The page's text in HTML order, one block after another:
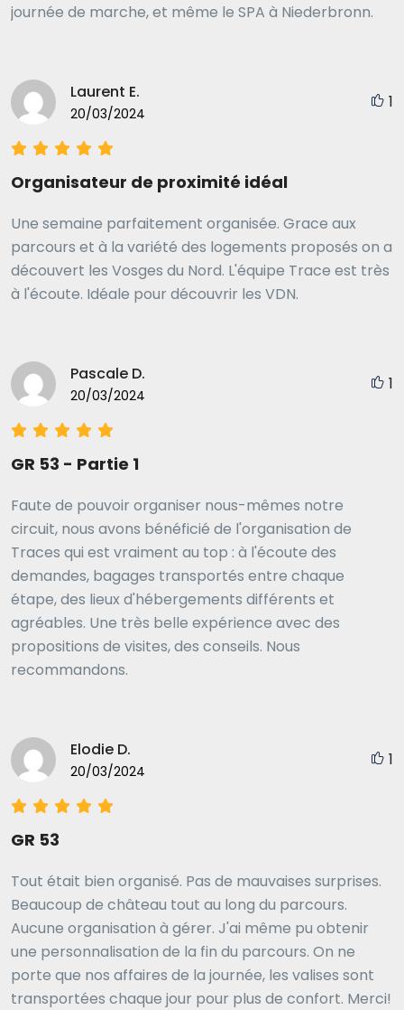
journée de marche, et même le SPA à Niederbronn.
Laurent E.
20/03/2024
1
Organisateur de proximité idéal
Une semaine parfaitement organisée. Grace aux
parcours et à la variété des logements proposés on a
découvert les Vosges du Nord. L'équipe Trace est très
à l'écoute. Idéale pour découvrir les VDN.
Pascale D.
20/03/2024
1
GR 53 - Partie 1
Faute de pouvoir organiser nous-mêmes notre
circuit, nous avons bénéficié de l'organisation de
Traces qui est vraiment au top : à l'écoute des
demandes, bagages transportés entre chaque
étape, des lieux d'hébergements différents et
agréables. Une très belle expérience avec des
propositions de visites, des conseils. Nous
recommandons.
Elodie D.
20/03/2024
1
GR 53
Tout était bien organisé. Pas de mauvaises surprises.
Beaucoup de château tout au long du parcours.
Aucune organisation à gérer. J'ai même pu obtenir
une personnalisation de la fin du parcours. On ne
porte que nos affaires de la journée, les valises sont
transportées chaque jour pour plus de confort. Merci!